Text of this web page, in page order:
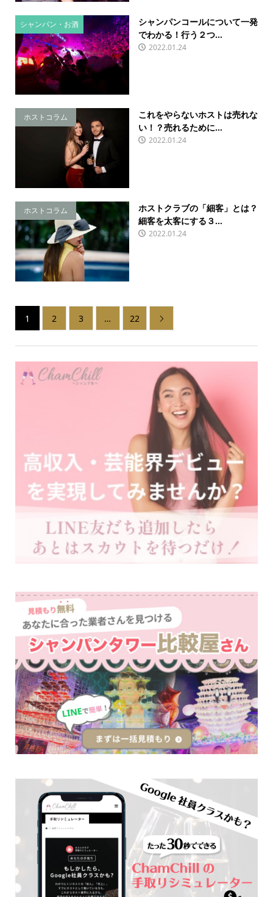
シャンパン・お酒
シャンパンコールについて一発
でわかる！行う２つ...
2022.01.24
ホストコラム
これをやらないホストは売れな
い！？売れるために...
2022.01.24
ホストコラム
ホストクラブの「細客」とは？
細客を太客にする３...
2022.01.24
1 2 3 … 22 